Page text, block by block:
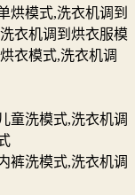
烘模式,洗衣机调到
衣机调到烘衣服模
衣模式,洗衣机调
童洗模式,洗衣机调
裤洗模式,洗衣机调